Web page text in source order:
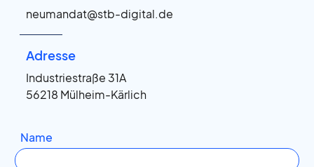
neumandat@stb-digital.de
Adresse
Industriestraße 31A
56218 Mülheim-Kärlich
Name